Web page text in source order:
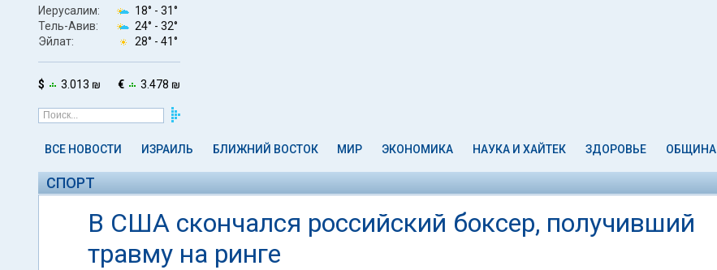
Иерусалим: 18° - 31°
Тель-Авив:
24° - 32°
Эйлат:
28° - 41°
$ 3.013 ₪ € 3.478 ₪
ВСЕ НОВОСТИ ИЗРАИЛЬ БЛИЖНИЙ ВОСТОК МИР ЭКОНОМИКА НАУКА И ХАЙТЕК ЗДОРОВЬЕ ОБЩИНА
СПОРТ
В США скончался российский боксер, получивший
травму на ринге